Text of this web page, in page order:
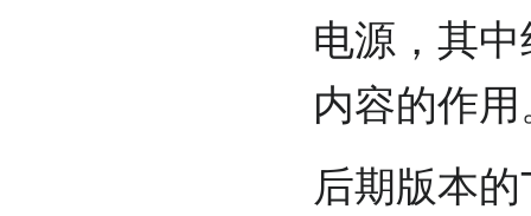
电源，其
内容的作用
后期版本